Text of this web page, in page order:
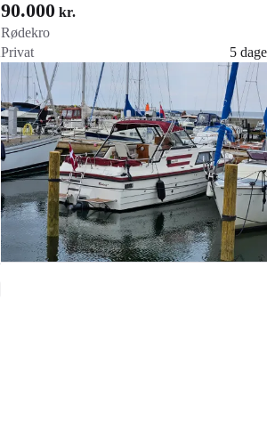
90.000 kr.
Rødekro
Privat
5 dage
Føj til favoritter
Gå til annoncen